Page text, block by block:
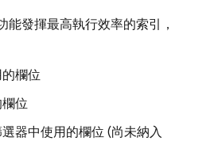
能發揮最高執行效率的索引，
欄位
位
器中使用的欄位 (尚未納入